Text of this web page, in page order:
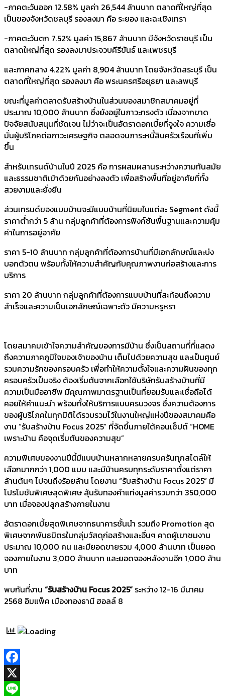
-ภาคตะวันออก 12.58% มูลค่า 26,544 ล้านบาท ตลาดที่ใหญ่ที่สุด
เป็นของจังหวัดชลบุรี รองลงมา คือ ระยอง และฉะเชิงเทรา
-ภาคตะวันตก 7.52% มูลค่า 15,867 ล้านบาท มีจังหวัดราชบุรี เป็น
ตลาดใหญ่ที่สุด รองลงมาประจวบคีรีขันธ์ และเพชรบุรี
และภาคกลาง 4.22% มูลค่า 8,904 ล้านบาท โดยจังหวัดสระบุรี เป็น
ตลาดที่ใหญ่ที่สุด รองลงมา คือ พระนครศรีอยุธยา และลพบุรี
ขณะที่มูลค่าตลาดรับสร้างบ้านในส่วนของสมาชิกสมาคมอยู่ที่
ประมาณ 10,000 ล้านบาท ซึ่งยังอยู่ในภาวะทรงตัว เนื่องจากขาด
ปัจจัยสนับสนุนที่ชัดเจน ไม่ว่าจะเป็นอัตราดอกเบี้ยที่จูงใจ ความเชื่อ
มั่นผู้บริโภคต่อภาวะเศรษฐกิจ ตลอดจนภาระหนี้สินครัวเรือนที่เพิ่ม
ขึ้น
สำหรับเทรนด์บ้านในปี 2025 คือ การผสมผสานระหว่างความทันสมัย
และธรรมชาติเข้าด้วยกันอย่างลงตัว เพื่อสร้างพื้นที่อยู่อาศัยที่ทั้ง
สวยงามและยั่งยืน
ส่วนเทรนด์ของแบบบ้านจะมีแบบบ้านที่นิยมในแต่ละ Segment ดังนี้
ราคาต่ำกว่า 5 ล้าน กลุ่มลูกค้าที่ต้องการฟังก์ชันพื้นฐานและความคุ้ม
ค่าในการอยู่อาศัย
ราคา 5-10 ล้านบาท กลุ่มลูกค้าที่ต้องการบ้านที่มีเอกลักษณ์และบ่ง
บอกตัวตน พร้อมทั้งให้ความสำคัญกับคุณภาพงานก่อสร้างและการ
บริการ
ราคา 20 ล้านบาท กลุ่มลูกค้าที่ต้องการแบบบ้านที่สะท้อนถึงความ
สำเร็จและความเป็นเอกลักษณ์เฉพาะตัว มีความหรูหรา
โดยสมาคมเข้าใจความสำคัญของการมีบ้าน ซึ่งเป็นสถานที่ที่แสดง
ถึงความภาคภูมิใจของเจ้าของบ้าน เต็มไปด้วยความสุข และเป็นศูนย์
รวมความรักของครอบครัว เพื่อทำให้ความตั้งใจและความฝันของทุก
ครอบครัวเป็นจริง ต้องเริ่มต้นจากเลือกใช้บริษัทรับสร้างบ้านที่มี
ความเป็นมืออาชีพ มีคุณภาพมาตรฐานเป็นที่ยอมรับและเชื่อถือได้
คอยให้คำแนะนำ พร้อมทั้งให้บริการแบบครบวงจร ซึ่งความต้องการ
ของผู้บริโภคในทุกมิติได้รวบรวมไว้ในงานใหญ่แห่งปีของสมาคมคือ
งาน “รับสร้างบ้าน Focus 2025” ที่จัดขึ้นภายใต้คอนเซ็ปต์ “HOME
เพราะบ้าน คือจุดเริ่มต้นของความสุข”
ความพิเศษของงานปีนี้มีแบบบ้านหลากหลายครบครันทุกสไตล์ให้
เลือกมากกว่า 1,000 แบบ และมีบ้านครบทุกระดับราคาตั้งแต่ราคา
ล้านต้นๆ ไปจนถึงร้อยล้าน โดยงาน “รับสร้างบ้าน Focus 2025” มี
โปรโมชันพิเศษสุดพิเศษ ลุ้นรับทองคำแท่งมูลค่ารวมกว่า 350,000
บาท เมื่อจองปลูกสร้างภายในงาน
อัตราดอกเบี้ยสุดพิเศษจากธนาคารชั้นนำ รวมถึง Promotion สุด
พิเศษจากพันธมิตรในกลุ่มวัสดุก่อสร้างและอื่นๆ คาดผู้เขาชมงาน
ประมาณ 10,000 คน และมียอดขายรวม 4,000 ล้านบาท เป็นยอด
จองภายในงาน 3,000 ล้านบาท และยอดจองหลังงานอีก 1,000 ล้าน
บาท
พบกันที่งาน “รับสร้างบ้าน Focus 2025” ระหว่าง 12-16 มีนาคม
2568 อิมแพ็ค เมืองทองธานี ฮอลล์ 8
Facebook
X